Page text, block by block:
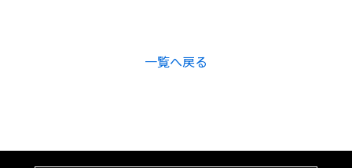
一覧へ戻る